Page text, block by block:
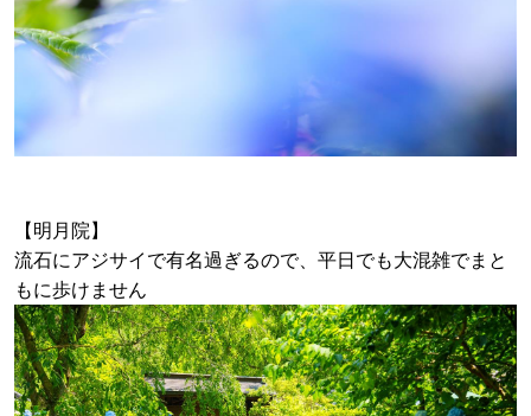
【明月院】
流石にアジサイで有名過ぎるので、平日でも大混雑でまと
もに歩けません